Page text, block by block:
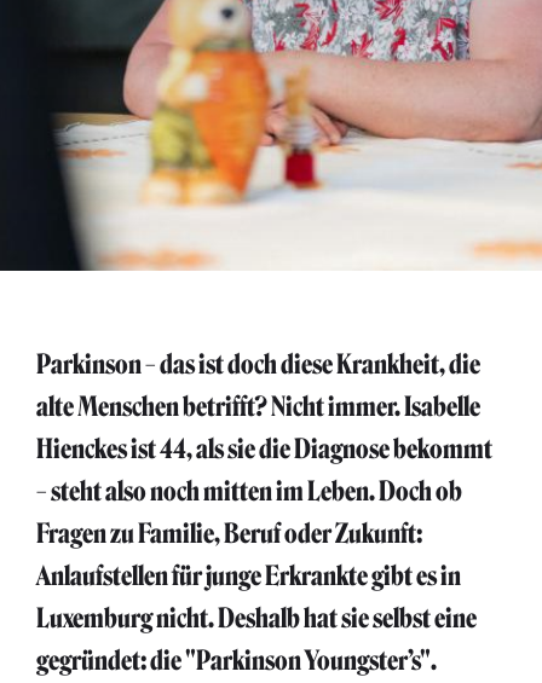
Parkinson – das ist doch diese Krankheit, die
alte Menschen betrifft? Nicht immer. Isabelle
Hienckes ist 44, als sie die Diagnose bekommt
– steht also noch mitten im Leben. Doch ob
Fragen zu Familie, Beruf oder Zukunft:
Anlaufstellen für junge Erkrankte gibt es in
Luxemburg nicht. Deshalb hat sie selbst eine
gegründet: die "Parkinson Youngster’s".